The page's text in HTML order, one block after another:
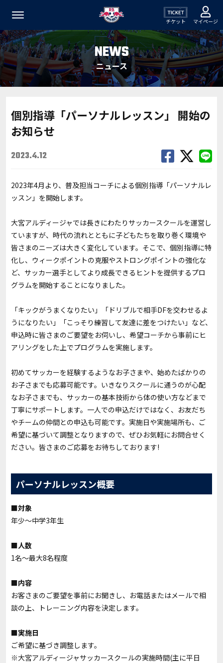
チケット マイページ
NEWS
ニュース
個別指導「パーソナルレッスン」 開始の
お知らせ
2023.4.12
2023年4月より、普及担当コーチによる個別指導「パーソナルレ
ッスン」を開始します。
大宮アルディージャでは長きにわたりサッカースクールを運営し
ていますが、時代の流れとともに子どもたちを取り巻く環境や
皆さまのニーズは大きく変化しています。そこで、個別指導に特
化し、ウィークポイントの克服やストロングポイントの強化な
ど、サッカー選手としてより成長できるヒントを提供するプロ
グラムを開始することになりました。
「キックがうまくなりたい」「ドリブルで相手DFを交わせるよ
うになりたい」「こっそり練習して友達に差をつけたい」など、
申込時に皆さまのご要望をお伺いし、希望コーチから事前にヒ
アリングをした上でプログラムを実施します。
初めてサッカーを経験するようなお子さまや、始めたばかりの
お子さまでも応募可能です。いきなりスクールに通うのが心配
なお子さまでも、サッカーの基本技術から体の使い方などまで
丁寧にサポートします。一人での申込だけではなく、お友だち
やチームの仲間との申込も可能です。実施日や実施場所も、ご
希望に基づいて調整となりますので、ぜひお気軽にお問合せく
ださい。皆さまのご応募をお待ちしております!
パーソナルレッスン概要
■対象
年少～中学3年生
■人数
1名～最大8名程度
■内容
お客さまのご要望を事前にお聞きし、お電話またはメールで相
談の上、トレーニング内容を決定します。
■実施日
ご希望に基づき調整します。
※大宮アルディージャサッカースクールの実施時間(主に平日